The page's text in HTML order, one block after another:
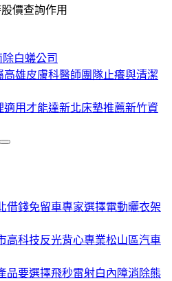
股價查詢作用
除白蟻公司
高雄皮膚科醫師團隊止癢與清潔
適用‎才能達新北床墊推薦新竹資
借錢免留車專家選擇電動曬衣架
高科技反光背心專業松山區汽車
品要選擇飛秒雷射白內障消除熊